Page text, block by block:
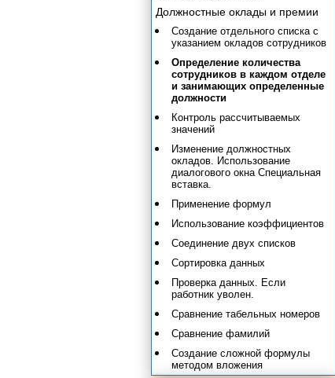
Должностные оклады и премии
Создание отдельного списка с
указанием окладов сотрудников
Определение количества
сотрудников в каждом отделе
и занимающих определенные
должности
Контроль рассчитываемых
значений
Изменение должностных
окладов. Использование
диалогового окна Специальная
вставка.
Применение формул
Использование коэффициентов
Соединение двух списков
Сортировка данных
Проверка данных. Если
работник уволен.
Сравнение табельных номеров
Сравнение фамилий
Создание сложной формулы
методом вложения